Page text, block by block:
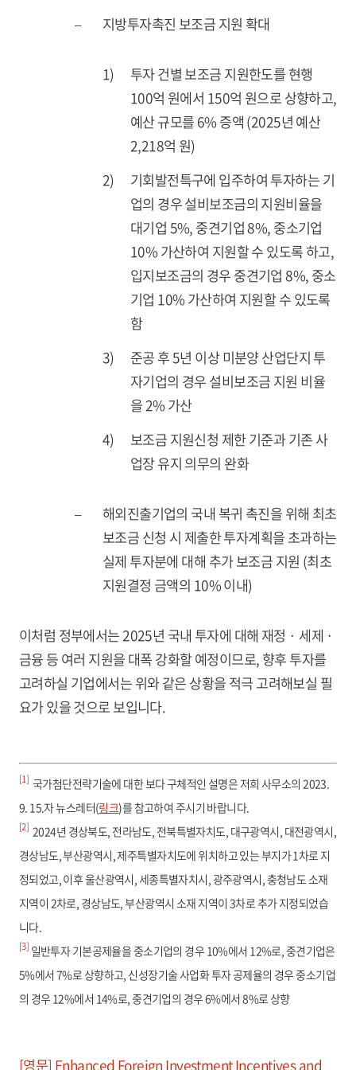
– 지방투자촉진 보조금 지원 확대
1)
투자 건별 보조금 지원한도를 현행
100억 원에서 150억 원으로 상향하고,
예산 규모를 6% 증액 (2025년 예산
2,218억 원)
2)
기회발전특구에 입주하여 투자하는 기
업의 경우 설비보조금의 지원비율을
대기업 5%, 중견기업 8%, 중소기업
10% 가산하여 지원할 수 있도록 하고,
입지보조금의 경우 중견기업 8%, 중소
기업 10% 가산하여 지원할 수 있도록
함
3)
준공 후 5년 이상 미분양 산업단지 투
자기업의 경우 설비보조금 지원 비율
을 2% 가산
4)
보조금 지원신청 제한 기준과 기존 사
업장 유지 의무의 완화
–
해외진출기업의 국내 복귀 촉진을 위해 최초
보조금 신청 시 제출한 투자계획을 초과하는
실제 투자분에 대해 추가 보조금 지원 (최초
지원결정 금액의 10% 이내)
이처럼 정부에서는 2025년 국내 투자에 대해 재정 · 세제 ·
금융 등 여러 지원을 대폭 강화할 예정이므로, 향후 투자를
고려하실 기업에서는 위와 같은 상황을 적극 고려해보실 필
요가 있을 것으로 보입니다.
[1] 국가첨단전략기술에 대한 보다 구체적인 설명은 저희 사무소의 2023.
9. 15.자 뉴스레터(링크)를 참고하여 주시기 바랍니다.
[2] 2024년 경상북도, 전라남도, 전북특별자치도, 대구광역시, 대전광역시,
경상남도, 부산광역시, 제주특별자치도에 위치하고 있는 부지가 1차로 지
정되었고, 이후 울산광역시, 세종특별자치시, 광주광역시, 충청남도 소재
지역이 2차로, 경상남도, 부산광역시 소재 지역이 3차로 추가 지정되었습
니다.
[3] 일반투자 기본공제율을 중소기업의 경우 10%에서 12%로, 중견기업은
5%에서 7%로 상향하고, 신성장기술 사업화 투자 공제율의 경우 중소기업
의 경우 12%에서 14%로, 중견기업의 경우 6%에서 8%로 상향
[영문] Enhanced Foreign Investment Incentives and